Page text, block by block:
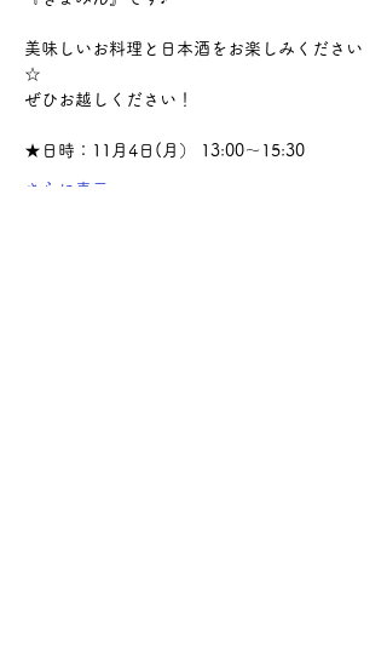
美味しいお料理と日本酒をお楽しみください
☆
ぜひお越しください！
★日時：11月4日(月） 13:00～15:30
さらに表示